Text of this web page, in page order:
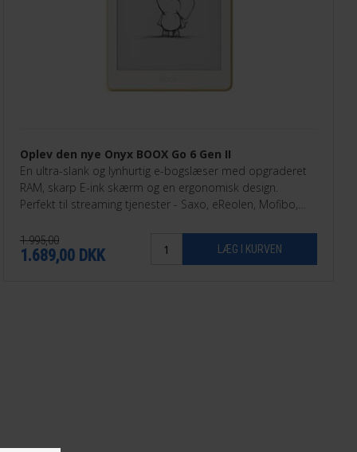
Oplev den nye Onyx BOOX Go 6 Gen II
En ultra-slank og lynhurtig e-bogslæser med opgraderet
RAM, skarp E-ink skærm og en ergonomisk design.
Perfekt til streaming tjenester - Saxo, eReolen, Mofibo,
1.995,00
1.689,00 DKK